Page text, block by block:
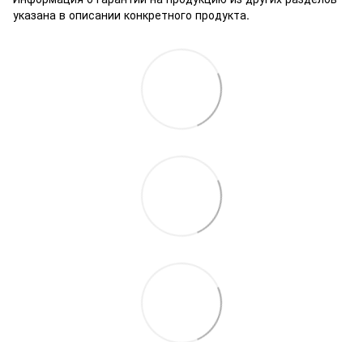
указана в описании конкретного продукта.